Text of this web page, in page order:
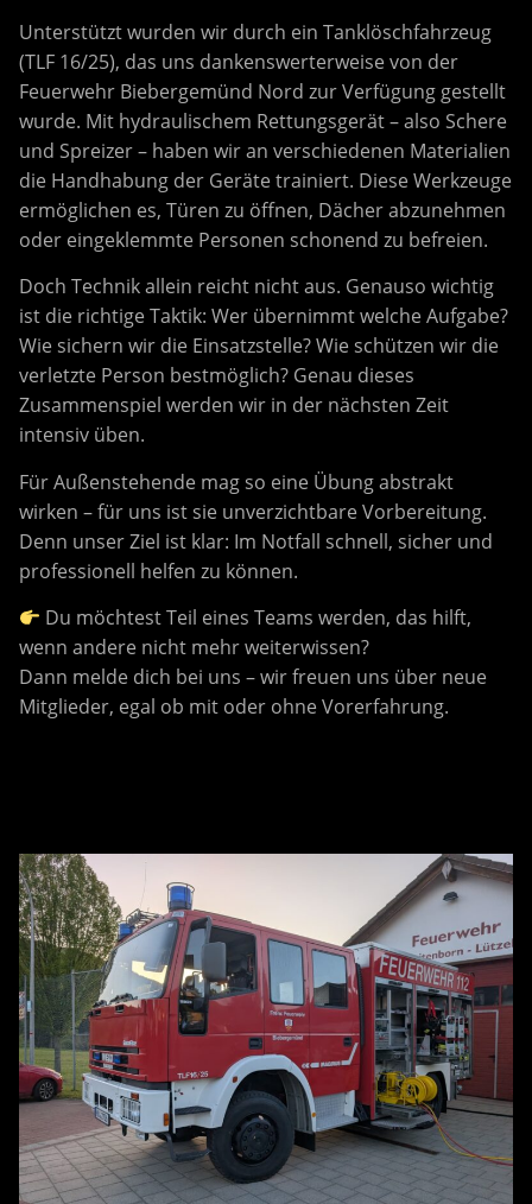
Unterstützt wurden wir durch ein Tanklöschfahrzeug
(TLF 16/25), das uns dankenswerterweise von der
Feuerwehr Biebergemünd Nord zur Verfügung gestellt
wurde. Mit hydraulischem Rettungsgerät – also Schere
und Spreizer – haben wir an verschiedenen Materialien
die Handhabung der Geräte trainiert. Diese Werkzeuge
ermöglichen es, Türen zu öffnen, Dächer abzunehmen
oder eingeklemmte Personen schonend zu befreien.
Doch Technik allein reicht nicht aus. Genauso wichtig
ist die richtige Taktik: Wer übernimmt welche Aufgabe?
Wie sichern wir die Einsatzstelle? Wie schützen wir die
verletzte Person bestmöglich? Genau dieses
Zusammenspiel werden wir in der nächsten Zeit
intensiv üben.
Für Außenstehende mag so eine Übung abstrakt
wirken – für uns ist sie unverzichtbare Vorbereitung.
Denn unser Ziel ist klar: Im Notfall schnell, sicher und
professionell helfen zu können.
Du möchtest Teil eines Teams werden, das hilft,
wenn andere nicht mehr weiterwissen?
Dann melde dich bei uns – wir freuen uns über neue
Mitglieder, egal ob mit oder ohne Vorerfahrung.